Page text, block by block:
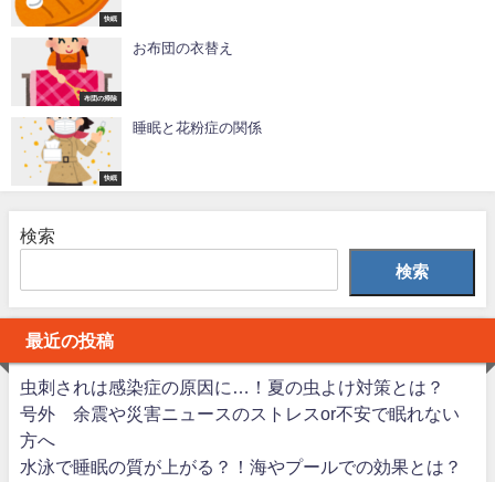
快眠
布団の掃除
お布団の衣替え
快眠
睡眠と花粉症の関係
検索
検索
最近の投稿
虫刺されは感染症の原因に…！夏の虫よけ対策とは？
号外 余震や災害ニュースのストレスor不安で眠れない
方へ
水泳で睡眠の質が上がる？！海やプールでの効果とは？